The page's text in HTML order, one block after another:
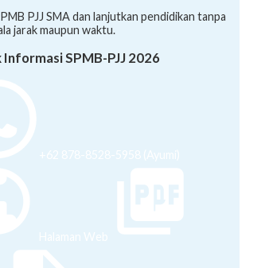
PJJ SMA dan lanjutkan pendidikan tanpa
jarak maupun waktu.
SPMB-PJJ 2026
+62 878-8528-5958 (Ayumi)
Halaman Web